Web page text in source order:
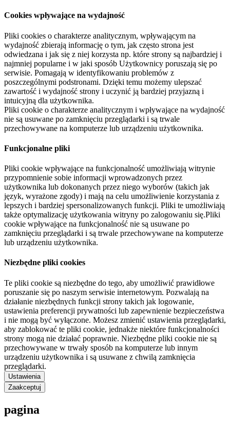
Cookies wpływające na wydajność
Pliki cookies o charakterze analitycznym, wpływającym na
wydajność zbierają informację o tym, jak często strona jest
odwiedzana i jak się z niej korzysta np. które strony są najbardziej i
najmniej popularne i w jaki sposób Użytkownicy poruszają się po
serwisie. Pomagają w identyfikowaniu problemów z
poszczególnymi podstronami. Dzięki temu możemy ulepszać
zawartość i wydajność strony i uczynić ją bardziej przyjazną i
intuicyjną dla użytkownika.
Pliki cookie o charakterze analitycznym i wpływające na wydajność
nie są usuwane po zamknięciu przeglądarki i są trwale
przechowywane na komputerze lub urządzeniu użytkownika.
Funkcjonalne pliki
Pliki cookie wpływające na funkcjonalność umożliwiają witrynie
przypomnienie sobie informacji wprowadzonych przez
użytkownika lub dokonanych przez niego wyborów (takich jak
język, wyrażone zgody) i mają na celu umożliwienie korzystania z
lepszych i bardziej spersonalizowanych funkcji. Pliki te umożliwiają
także optymalizację użytkowania witryny po zalogowaniu się.Pliki
cookie wpływające na funkcjonalność nie są usuwane po
zamknięciu przeglądarki i są trwale przechowywane na komputerze
lub urządzeniu użytkownika.
Niezbędne pliki cookies
Te pliki cookie są niezbędne do tego, aby umożliwić prawidłowe
poruszanie się po naszym serwisie internetowym. Pozwalają na
działanie niezbędnych funkcji strony takich jak logowanie,
ustawienia preferencji prywatności lub zapewnienie bezpieczeństwa
i nie mogą być wyłączone. Możesz zmienić ustawienia przeglądarki,
aby zablokować te pliki cookie, jednakże niektóre funkcjonalności
strony mogą nie działać poprawnie. Niezbędne pliki cookie nie są
przechowywane w trwały sposób na komputerze lub innym
urządzeniu użytkownika i są usuwane z chwilą zamknięcia
przeglądarki.
Ustawienia
Zaakceptuj
pagina